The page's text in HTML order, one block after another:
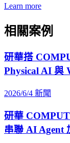
Learn more
相關案例
研華搭
Physical AI 與
2026/6/4 新聞
研華
串聯 AI Agent